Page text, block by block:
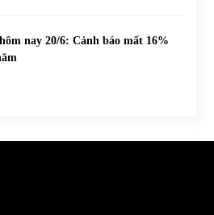
nay 20/6: Cảnh báo mất 16%